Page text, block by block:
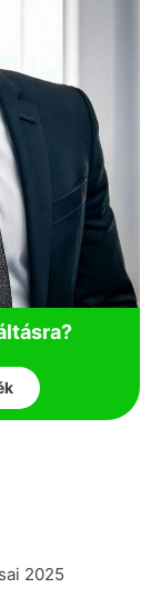
2025